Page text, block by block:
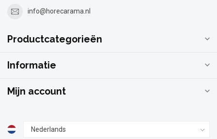
info@horecarama.nl
Productcategorieën
Informatie
Mijn account